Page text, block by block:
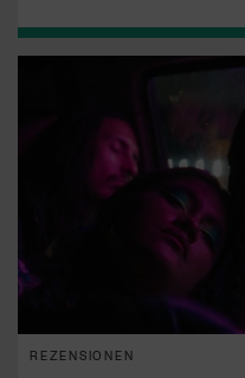
REZENSIONEN